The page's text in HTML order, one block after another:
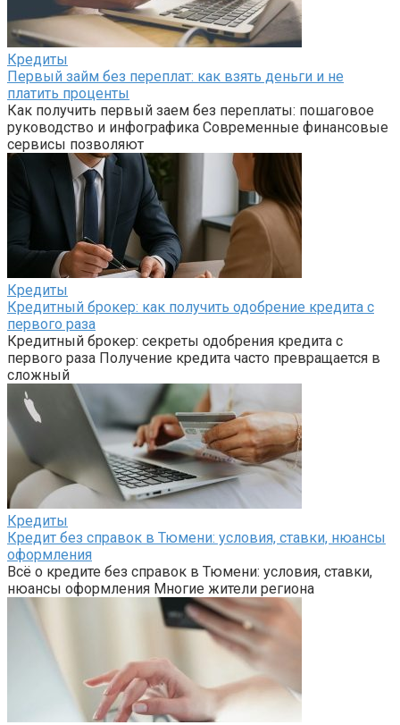
Кредиты
Первый займ без переплат: как взять деньги и не
платить проценты
Как получить первый заем без переплаты: пошаговое
руководство и инфографика Современные финансовые
сервисы позволяют
Кредиты
Кредитный брокер: как получить одобрение кредита с
первого раза
Кредитный брокер: секреты одобрения кредита с
первого раза Получение кредита часто превращается в
сложный
Кредиты
Кредит без справок в Тюмени: условия, ставки, нюансы
оформления
Всё о кредите без справок в Тюмени: условия, ставки,
нюансы оформления Многие жители региона